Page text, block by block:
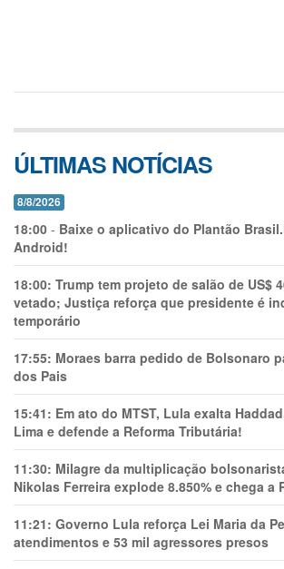
ÚLTIMAS NOTÍCIAS
8/8/2026
18:00 - Baixe o aplicativo do Plantão
Android!
18:00: Trump tem projeto de salão de US$
vetado; Justiça reforça que presidente é
temporário
17:55: Moraes barra pedido de Bolsonaro
dos Pais
15:41: Em ato do MTST, Lula exalta
Lima e defende a Reforma Tributária!
11:30: Milagre da multiplicação
Nikolas Ferreira explode 8.850% e chega a
11:21: Governo Lula reforça Lei Maria da
atendimentos e 53 mil agressores presos